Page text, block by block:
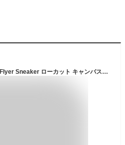
OAKLEY オークリー Canvas Flyer Sneaker ローカット キャンバス スニーカー シューズ 靴 13551 ネイビーブルー 28▲024▼20216s05